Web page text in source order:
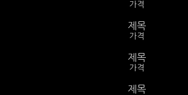
가격
제목
가격
제목
가격
제목